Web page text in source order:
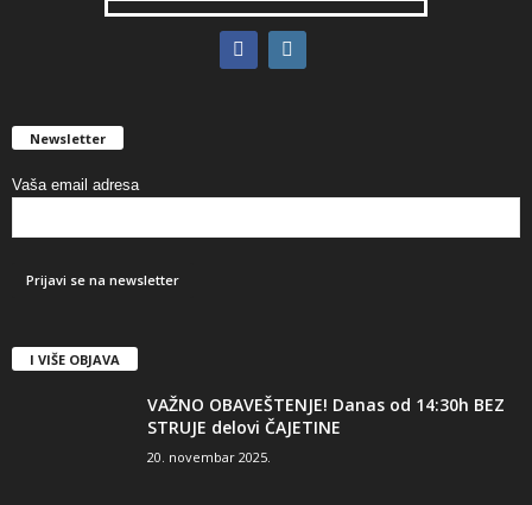
Newsletter
Vaša email adresa
I VIŠE OBJAVA
VAŽNO OBAVEŠTENJE! Danas od 14:30h BEZ
STRUJE delovi ČAJETINE
20. novembar 2025.